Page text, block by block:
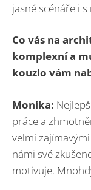
jasné scénáře i
Co vás na
komplexní a
kouzlo vám
Monika:
práce a
velmi
námi své
motivuje.